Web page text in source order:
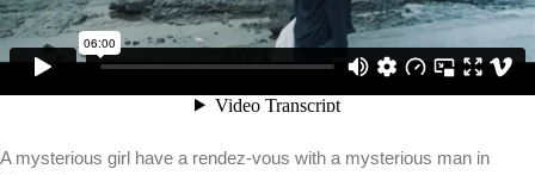
A mysterious girl have a rendez-vous with a mysterious man in